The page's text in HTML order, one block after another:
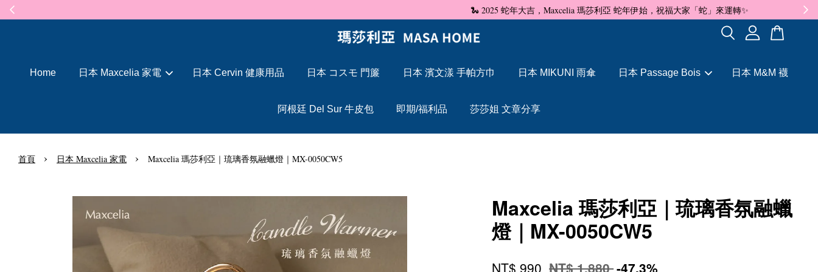
🐍 2025 蛇年大吉，Maxcelia 瑪莎利亞 蛇年伊始，祝福大家「蛇」來運轉✨
Home 日本 Maxcelia 家電 日本 Cervin 健康用品 日本 コスモ 門簾 日本 濱文漾 手帕方巾 日本 MIKUNI 雨傘 日本 Passage Bois 日本 M&M 襪
阿根廷 Del Sur 牛皮包 即期/福利品 莎莎姐 文章分享
首頁 › 日本 Maxcelia 家電 › Maxcelia 瑪莎利亞｜琉璃香氛融蠟燈｜MX-0050CW5
Maxcelia 瑪莎利亞｜琉璃香氛融蠟
燈｜MX-0050CW5
NT$ 990 NT$ 1,880-47.3%
您的購物車目前還是空的。